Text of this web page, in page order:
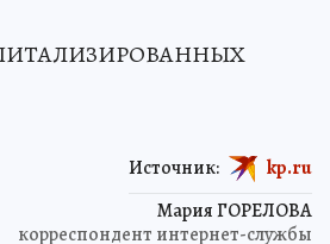
Мария ГОРЕЛОВА
корреспондент интернет-службы
Источник: kp.ru